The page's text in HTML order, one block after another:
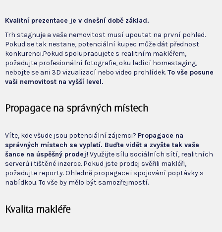
Kvalitní prezentace je v dnešní době základ.
Trh stagnuje a vaše nemovitost musí upoutat na první pohled.
Pokud se tak nestane, potenciální kupec může dát přednost
konkurenci.Pokud spolupracujete s realitním makléřem,
požadujte profesionální fotografie, oku ladící homestaging,
nebojte se ani 3D vizualizací nebo video prohlídek.To vše posune
vaši nemovitost na vyšší level.
Propagace na správných místech
Víte, kde všude jsou potenciální zájemci? Propagace na
správných místech se vyplatí. Buďte vidět a zvyšte tak vaše
šance na úspěšný prodej! Využijte sílu sociálních sítí, realitních
serverů i tištěné inzerce. Pokud jste prodej svěřili makléři,
požadujte reporty. Ohledně propagace i spojování poptávky s
nabídkou. To vše by mělo být samozřejmostí.
Kvalita makléře